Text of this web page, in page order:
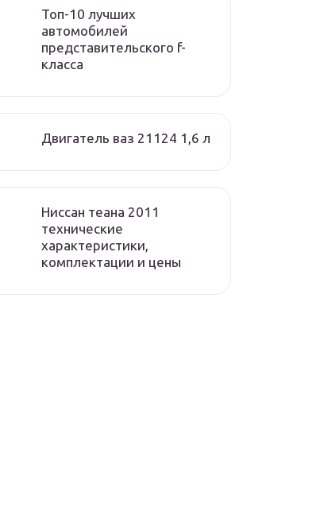
Топ-10 лучших
автомобилей
представительского f-
класса
Двигатель ваз 21124 1,6 л
Ниссан теана 2011
технические
характеристики,
комплектации и цены